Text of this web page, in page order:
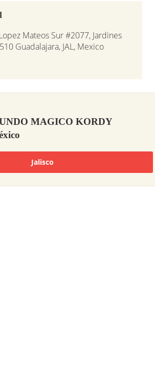
Mateos Sur #2077, Jardines
Guadalajara, JAL, Mexico
MAGICO KORDY
Jalisco